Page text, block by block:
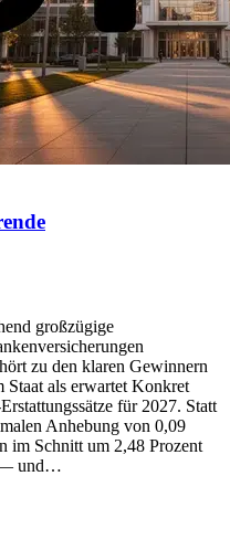
großzügige
zu den klaren Gewinnern
Staat als erwartet Konkret
für 2027. Statt
Anhebung von 0,09
im Schnitt um 2,48 Prozent
— und…